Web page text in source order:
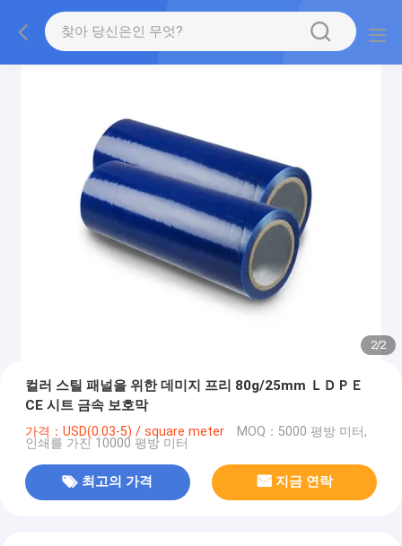
2/2
컬러 스틸 패널을 위한 데미지 프리 80g/25mm ＬＤＰＥ
CE 시트 금속 보호막
가격：USD(0.03-5) / square meter MOQ：5000 평방 미터,
인쇄를 가진 10000 평방 미터
최고의 가격 지금 연락